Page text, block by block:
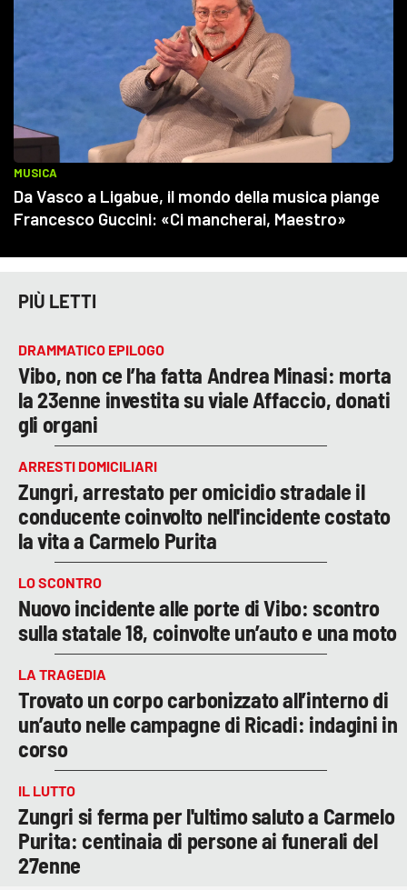
PIÙ LETTI
DRAMMATICO EPILOGO
Vibo, non ce l’ha fatta Andrea Minasi: morta
la 23enne investita su viale Affaccio, donati
gli organi
ARRESTI DOMICILIARI
Zungri, arrestato per omicidio stradale il
conducente coinvolto nell'incidente costato
la vita a Carmelo Purita
LO SCONTRO
Nuovo incidente alle porte di Vibo: scontro
sulla statale 18, coinvolte un’auto e una moto
LA TRAGEDIA
Trovato un corpo carbonizzato all’interno di
un’auto nelle campagne di Ricadi: indagini in
corso
IL LUTTO
Zungri si ferma per l'ultimo saluto a Carmelo
Purita: centinaia di persone ai funerali del
27enne